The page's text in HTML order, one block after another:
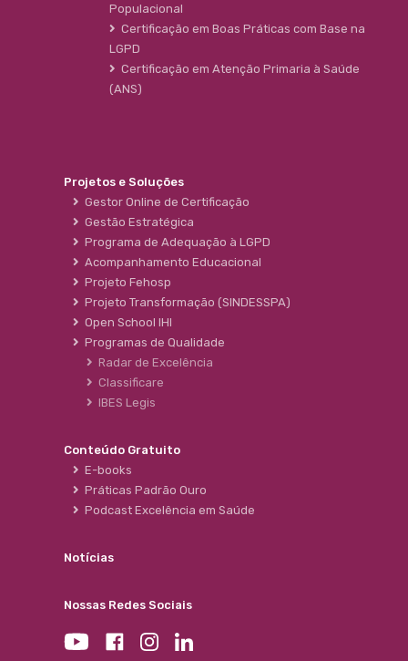
Populacional
Certificação em Boas Práticas com Base na
LGPD
Certificação em Atenção Primaria à Saúde
(ANS)
Projetos e Soluções
Gestor Online de Certificação
Gestão Estratégica
Programa de Adequação à LGPD
Acompanhamento Educacional
Projeto Fehosp
Projeto Transformação (SINDESSPA)
Open School IHI
Programas de Qualidade
Radar de Excelência
Classificare
IBES Legis
Conteúdo Gratuito
E-books
Práticas Padrão Ouro
Podcast Excelência em Saúde
Notícias
Nossas Redes Sociais